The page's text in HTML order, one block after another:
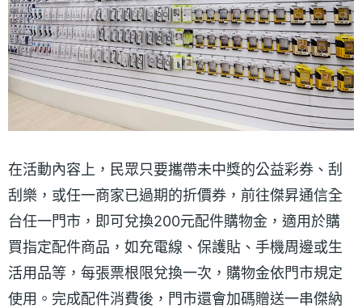
在活動內容上，民眾只要攜帶未中獎的公益彩券、刮
刮樂，或任一商家已過期的折價券，前往傑昇通信全
台任一門市，即可兌換200元配件購物金，適用於購
買指定配件商品，如充電線、保護貼、手機周邊或生
活用品等，每張票根限兌換一次，購物金依門市規定
使用。完成配件消費後，門市還會加碼贈送一串傑納